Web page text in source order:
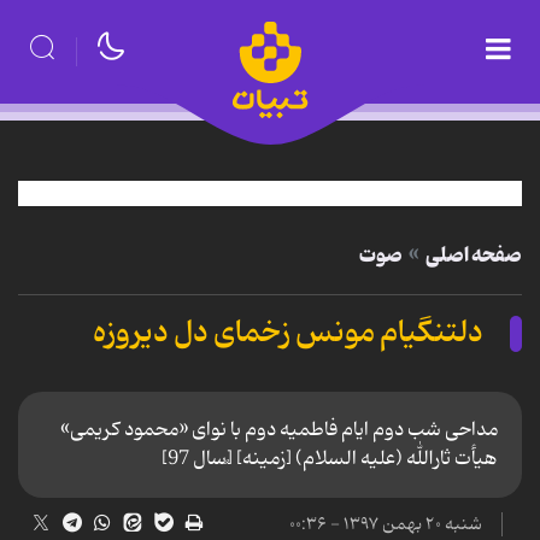
صفحه اصلی صوت
دلتنگیام مونس زخمای دل دیروزه
مداحی شب دوم ایام فاطمیه دوم با نوای «محمود کریمی»
هيأت ثارالله (عليه‌ السلام) [زمینه] [ُسال 97]
شنبه ۲۰ بهمن ۱۳۹۷ - ۰۰:۳۶